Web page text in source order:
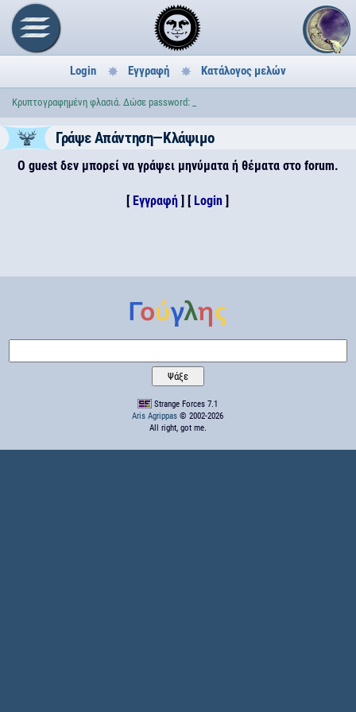
Login Εγγραφή Κατάλογος μελών
Κρυπτογραφημένη φλασιά. Δώσε password: _
Γράψε Απάντηση—Κλάψιμο
Ο guest δεν μπορεί να γράψει μηνύματα ή θέματα στο forum.
[ Εγγραφή ] [ Login ]
Strange Forces 7.1
Aris Agrippas © 2002-2026
All right, got me.